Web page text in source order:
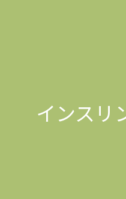
インスリ